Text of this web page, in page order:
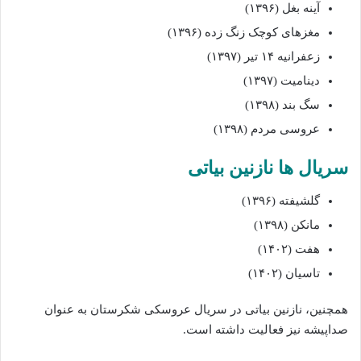
آینه بغل (۱۳۹۶)
مغزهای کوچک زنگ زده (۱۳۹۶)
زعفرانیه ۱۴ تیر (۱۳۹۷)
دینامیت (۱۳۹۷)
سگ بند (۱۳۹۸)
عروسی مردم (۱۳۹۸)
سریال‌ ها نازنین بیاتی
گلشیفته (۱۳۹۶)
مانکن (۱۳۹۸)
هفت (۱۴۰۲)
تاسیان (۱۴۰۲)
همچنین، نازنین بیاتی در سریال عروسکی شکرستان به عنوان
صداپیشه نیز فعالیت داشته‌ است.